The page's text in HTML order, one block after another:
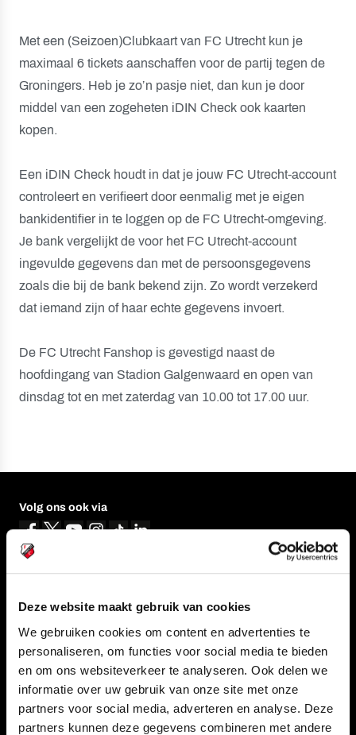
Deze website maakt gebruik van cookies
We gebruiken cookies om content en advertenties te
personaliseren, om functies voor social media te bieden
en om ons websiteverkeer te analyseren. Ook delen we
informatie over uw gebruik van onze site met onze
partners voor social media, adverteren en analyse. Deze
partners kunnen deze gegevens combineren met andere
Met een (Seizoen)Clubkaart van FC Utrecht kun je
maximaal 6 tickets aanschaffen voor de partij tegen de
Groningers. Heb je zo’n pasje niet, dan kun je door
middel van een zogeheten iDIN Check ook kaarten
kopen.
Een iDIN Check houdt in dat je jouw FC Utrecht-account
controleert en verifieert door eenmalig met je eigen
bankidentifier in te loggen op de FC Utrecht-omgeving.
Je bank vergelijkt de voor het FC Utrecht-account
ingevulde gegevens dan met de persoonsgegevens
zoals die bij de bank bekend zijn. Zo wordt verzekerd
dat iemand zijn of haar echte gegevens invoert.
De FC Utrecht Fanshop is gevestigd naast de
hoofdingang van Stadion Galgenwaard en open van
dinsdag tot en met zaterdag van 10.00 tot 17.00 uur.
Volg ons ook via
CLUB
TEAMS
STADION
SUPPORTERS
FOUNDATION
BUSINESS